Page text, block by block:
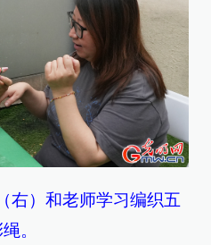
右）和老师学习编织五
。